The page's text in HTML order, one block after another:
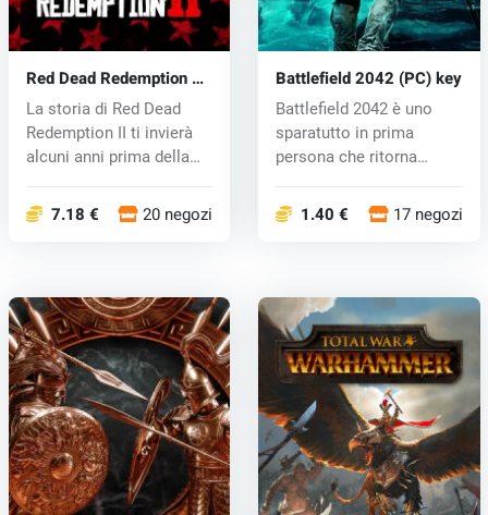
Red Dead Redemption 2
(PC) CD key
La storia di Red Dead
Redemption II ti invierà
alcuni anni prima della
7.18 € 20 negozi
Battlefield 2042 (PC) key
Battlefield 2042 è uno
sparatutto in prima
persona che ritorna
1.40 € 17 negozi